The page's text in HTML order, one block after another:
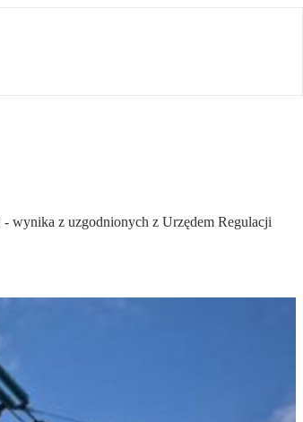
wynika z uzgodnionych z Urzędem Regulacji